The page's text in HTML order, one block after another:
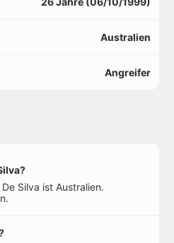
Australien
Angreifer
Silva ist Australien.